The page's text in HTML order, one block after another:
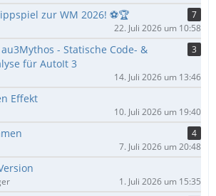
zur WM 2026! ⚽🏆
7
22. Juli 2026 um 10:58
- Statische Code- &
für AutoIt 3
3
14. Juli 2026 um 13:46
Effekt
10. Juli 2026 um 19:40
4
7. Juli 2026 um 20:48
1. Juli 2026 um 15:35